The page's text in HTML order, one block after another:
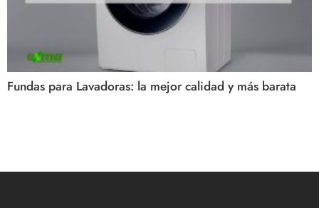
Fundas para Lavadoras: la mejor calidad y más barata